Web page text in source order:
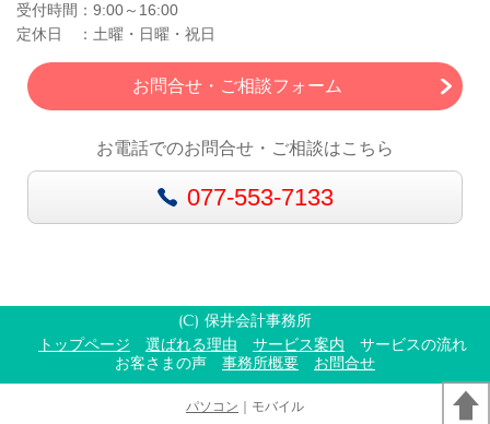
受付時間：9:00～16:00
定休日 ：土曜・日曜・祝日
お問合せ・ご相談フォーム
お電話でのお問合せ・ご相談はこちら
077-553-7133
(C) 保井会計事務所
トップページ
選ばれる理由 サービス案内
サービスの流れ
お客さまの声
事務所概要 お問合せ
パソコン ｜モバイル